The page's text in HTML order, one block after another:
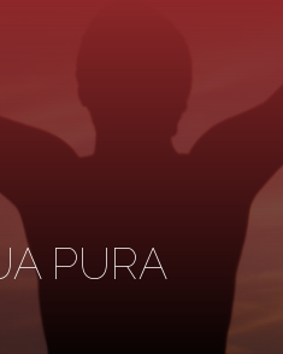
PURA